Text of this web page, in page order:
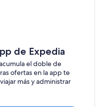
de Expedia
el doble de
ofertas en la app te
más y administrar